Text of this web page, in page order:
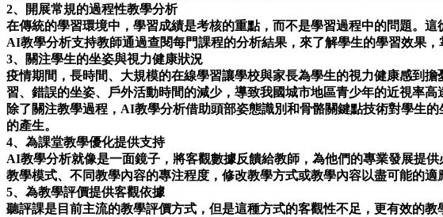
2、開展常規的過程性教學分析
在傳統的學習環境中，學習成績是考核的重點，而不是學習過程中的問題。
AI教學分析支持教師通過查閱每門課程的分析結果，來了解學生的學習效果，
3、關注學生的坐姿與視力健康狀況
疫情期間，長時間、大規模的在線學習讓學校與家長為學生的視力健康感到
習、錯誤的坐姿、戶外活動時間的減少，導致我國城市地區青少年的近視率高
除了關注教學過程，AI教學分析借助頭部姿態識別和骨骼關鍵點技術對學生
的產生。
4、為課堂教學優化提供支持
AI教學分析就像是一面鏡子，將客觀數據反饋給教師，為他們的專業發展提
教學模式、不同教學內容的專注程度，修改教學方式或教學內容以盡可能的適
5、為教學評價提供客觀依據
聽評課是目前主流的教學評價方式，但是這種方式的客觀性不足，更有效的